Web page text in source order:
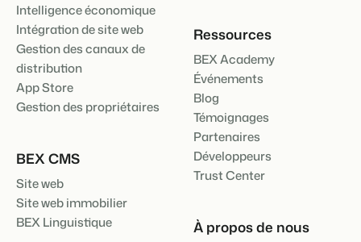
Intelligence économique
Intégration de site web
Gestion des canaux de
distribution
App Store
Gestion des propriétaires
BEX CMS
Site web
Site web immobilier
BEX Linguistique
Ressources
BEX Academy
Événements
Blog
Témoignages
Partenaires
Développeurs
Trust Center
À propos de nous